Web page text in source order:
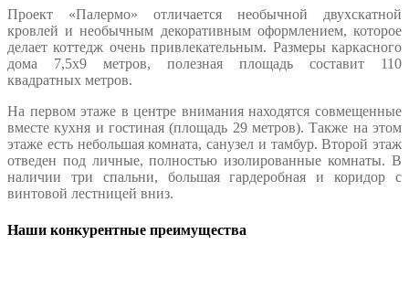
Проект «Палермо» отличается необычной двухскатной
кровлей и необычным декоративным оформлением, которое
делает коттедж очень привлекательным. Размеры каркасного
дома 7,5х9 метров, полезная площадь составит 110
квадратных метров.
На первом этаже в центре внимания находятся совмещенные
вместе кухня и гостиная (площадь 29 метров). Также на этом
этаже есть небольшая комната, санузел и тамбур. Второй этаж
отведен под личные, полностью изолированные комнаты. В
наличии три спальни, большая гардеробная и коридор с
винтовой лестницей вниз.
Наши конкурентные преимущества